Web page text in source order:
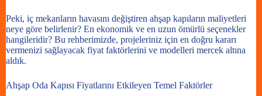
Peki, iç mekanların havasını değiştiren ahşap kapıların maliyetleri
neye göre belirlenir? En ekonomik ve en uzun ömürlü seçenekler
hangileridir? Bu rehberimizde, projeleriniz için en doğru kararı
vermenizi sağlayacak fiyat faktörlerini ve modelleri mercek altına
aldık.
Ahşap Oda Kapısı Fiyatlarını Etkileyen Temel Faktörler